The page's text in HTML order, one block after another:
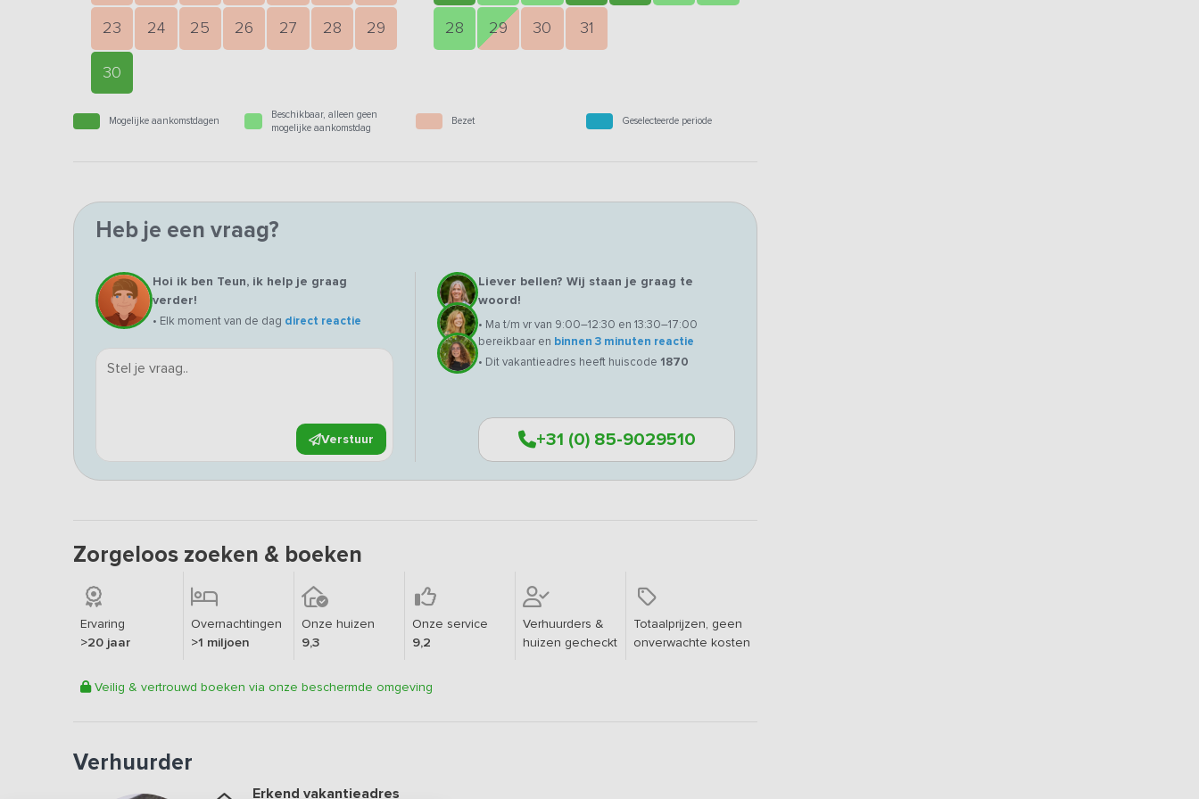
23 24 25 26 27 28 29
30
28 29 30 31
Mogelijke aankomstdagen
Beschikbaar, alleen geen
mogelijke aankomstdag
Bezet Geselecteerde periode
Heb je een vraag?
Hoi ik ben Teun, ik help je graag
verder!
• Elk moment van de dag direct reactie
Verstuur
Liever bellen? Wij staan je graag te
woord!
• Ma t/m vr van 9:00–12:30 en 13:30–17:00
bereikbaar en binnen 3 minuten reactie
• Dit vakantieadres heeft huiscode 1870
+31 (0) 85-9029510
Zorgeloos zoeken & boeken
Ervaring
>20 jaar
Overnachtingen
>1 miljoen
Onze huizen
9,3
Onze service
9,2
Verhuurders &
huizen gecheckt
Totaalprijzen, geen
onverwachte kosten
Veilig & vertrouwd boeken via onze beschermde omgeving
Verhuurder
Erkend vakantieadres